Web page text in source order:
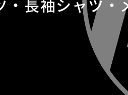
長袖シャツ